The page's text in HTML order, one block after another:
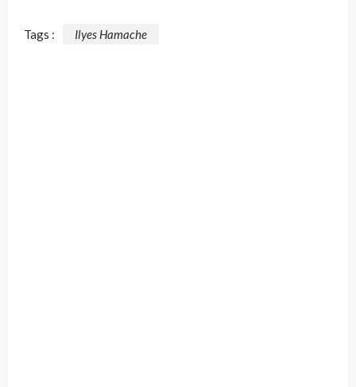
Tags : Ilyes Hamache